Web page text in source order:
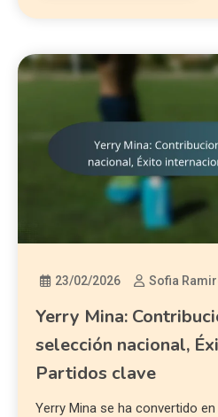
23/02/2026 Sofia
Yerry Mina:
selección nacional,
Partidos clave
Yerry Mina se ha convertido